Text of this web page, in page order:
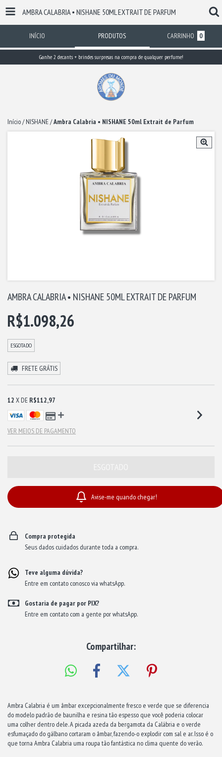
AMBRA CALABRIA • NISHANE 50ML EXTRAIT DE PARFUM
INÍCIO PRODUTOS CARRINHO 0
Ganhe 2 decants + brindes surpresas na compra de qualquer perfume!
Início/ NISHANE/Ambra Calabria • NISHANE 50ml Extrait de Parfum
AMBRA CALABRIA • NISHANE 50ML EXTRAIT DE PARFUM
R$1.098,26
ESGOTADO
FRETE GRÁTIS
12 X DE R$112,97
VER MEIOS DE PAGAMENTO
Avise-me quando chegar!
Compra protegida
Seus dados cuidados durante toda a compra.
Teve alguma dúvida?
Entre em contato conosco via whatsApp.
Gostaria de pagar por PIX?
Entre em contato com a gente por whatsApp.
Compartilhar:
Ambra Calabria é um âmbar excepcionalmente fresco e verde que se diferencia
do modelo padrão de baunilha e resina tão espesso que você poderia colocar
uma colher dentro dele. A picada azeda da bergamota da Calábria e o verde
esfumaçado do gálbano cortaram o âmbar, fazendo-o explodir com sal e ar. Isso é o
que torna Ambra Calabria uma roupa tão fantástica no clima quente do verão.